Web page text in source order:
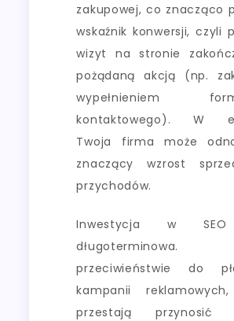
zakupowej, co znacząco
wskaźnik konwersji, czyli
wizyt na stronie
pożądaną akcją (np.
wypełnieniem
kontaktowego). W
Twoja firma może
znaczący wzrost
przychodów.
Inwestycja w
przeciwieństwie do
kampanii
przestają przynosić